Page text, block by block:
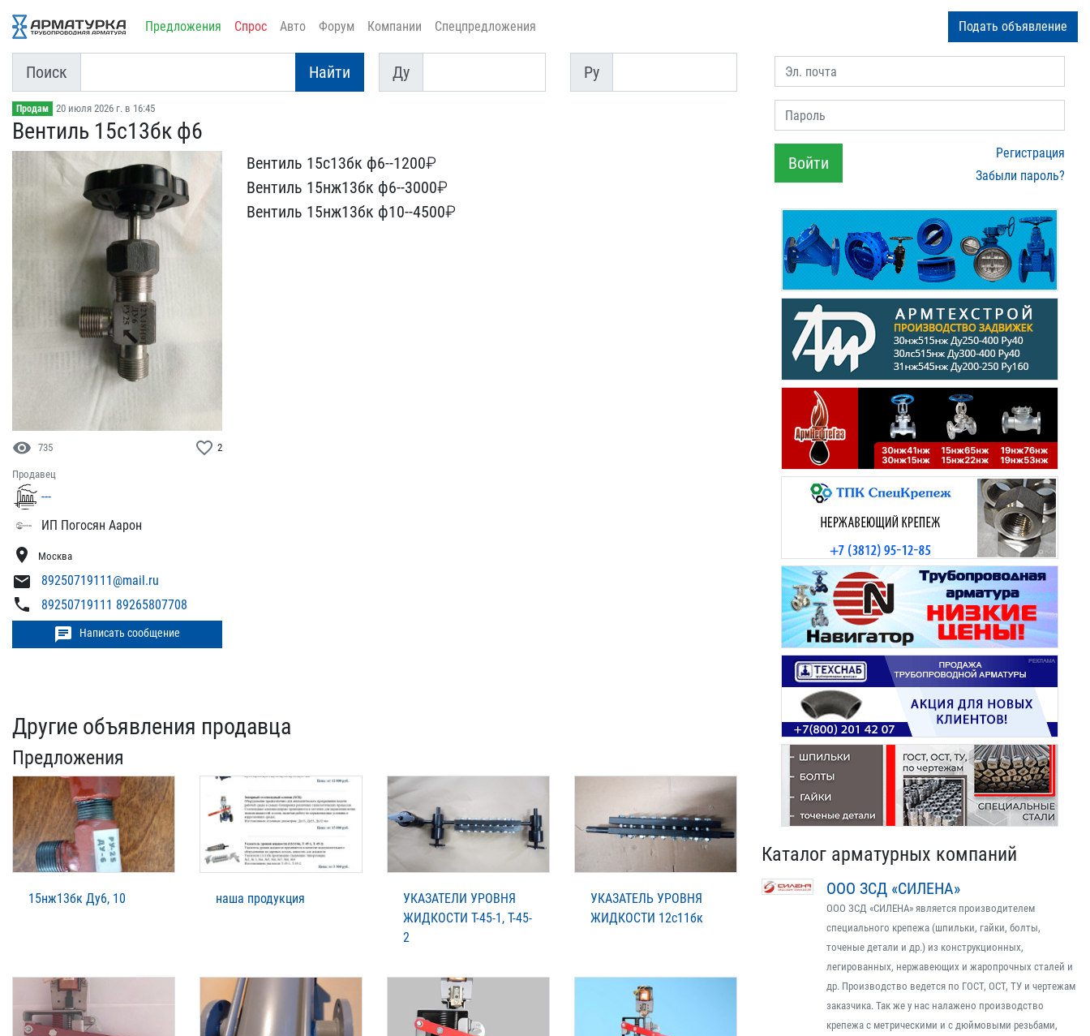
Предложения Спрос Авто Форум Компании Спецпредложения Подать объявление
Поиск Найти
Ду
Ду
Py
Py
Продам 20 июля 2026 г. в 16:45
Вентиль 15с13бк ф6
visibility 735 favorite_border 2
Продавец
---
ИП Погосян Аарон
location_on Москва
mail 89250719111@mail.ru
phone 89250719111 89265807708
chat Написать сообщение
Вентиль 15с13бк ф6--1200​₽
Вентиль 15нж13бк ф6--​3000₽
Вентиль 15нж13бк ​ф10--4500₽
Другие объявления продавца
Предложения
15нж13бк Ду6, 10 наша продукция
УКАЗАТЕЛИ УРОВНЯ
ЖИДКОСТИ Т-45-1, Т-45-
2
УКАЗАТЕЛЬ УРОВНЯ
ЖИДКОСТИ 12с11бк
Эл. почта
Пароль
Войти
Регистрация
Забыли пароль?
Каталог арматурных компаний
ООО ЗСД «СИЛЕНА»
ООО ЗСД «СИЛЕНА» является производителем
специального крепежа (шпильки, гайки, болты,
точеные детали и др.) из конструкционных,
легированных, нержавеющих и жаропрочных сталей и
др. Производство ведется по ГОСТ, ОСТ, ТУ и чертежам
заказчика. Так же у нас налажено производство
крепежа с метрическими и с дюймовыми резьбами,